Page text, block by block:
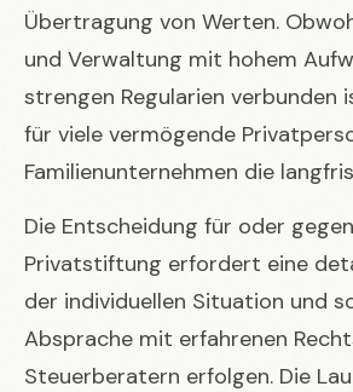
Übertragung von Werten.
und Verwaltung mit hohem
strengen Regularien verbunden
für viele vermögende
Familienunternehmen die
Die Entscheidung für oder
Privatstiftung erfordert eine
der individuellen Situation und
Absprache mit erfahrenen
Steuerberatern erfolgen. Die